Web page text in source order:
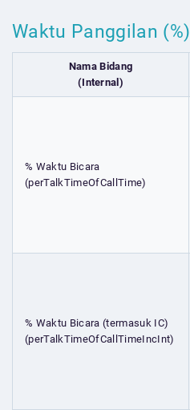
Waktu Panggilan (%)
Nama Bidang
(Internal)
% Waktu Bicara
(perTalkTimeOfCallTime)
% Waktu Bicara (termasuk IC)
(perTalkTimeOfCallTimeIncInt)